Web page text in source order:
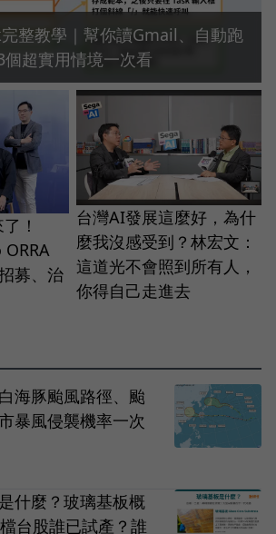
整教學｜幫你讀Gmail、自動跑
超實用情境一次看
！
ORRA
募、治
台灣AI發展這麼好，為什
麼我沒感受到？林宏文：
這道光不會照到所有人，
你得自己走進去
海豚颱風路徑、颱
暴風侵襲機率一次
什麼？玻璃基板概
台股誰已試產？誰